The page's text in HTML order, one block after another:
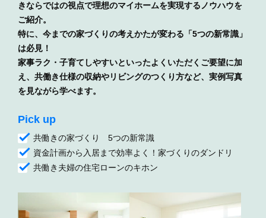
きならではの視点で理想のマイホームを実現するノウハウを
ご紹介。
特に、今までの家づくりの考えかたが変わる「5つの新常識」
は必見！
家事ラク・子育てしやすいといったよくいただくご要望に加
え、 共働き仕様の収納やリビングのつくり方など、実例写真
を見ながら学べます。
Pick up
共働きの家づくり 5つの新常識
資金計画から入居まで効率よく！家づくりのダンドリ
共働き夫婦の住宅ローンのキホン